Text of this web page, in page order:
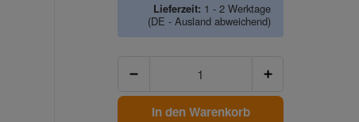
Lieferzeit: 1 - 2 Werktage
(DE - Ausland abweichend)
In den Warenkorb